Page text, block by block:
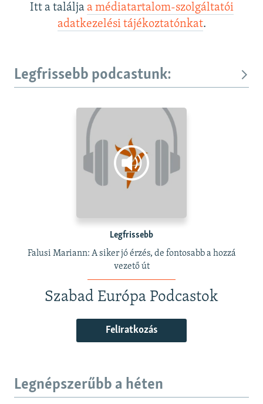
Itt a találja a médiatartalom-szolgáltatói
adatkezelési tájékoztatónkat.
Legfrissebb podcastunk:
Legfrissebb
Falusi Mariann: A siker jó érzés, de fontosabb a hozzá
vezető út
Szabad Európa Podcastok
Feliratkozás
Legnépszerűbb a héten